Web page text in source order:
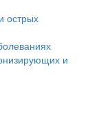
острых
и